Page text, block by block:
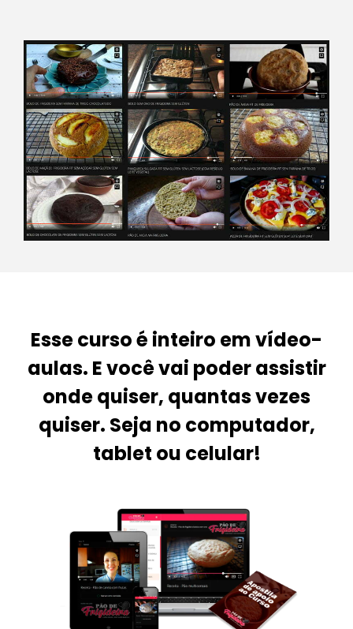
Esse curso é inteiro em vídeo-
aulas. E você vai poder assistir
onde quiser, quantas vezes
quiser. Seja no computador,
tablet ou celular!